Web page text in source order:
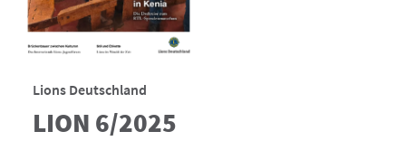
Lions Deutschland
LION 6/2025